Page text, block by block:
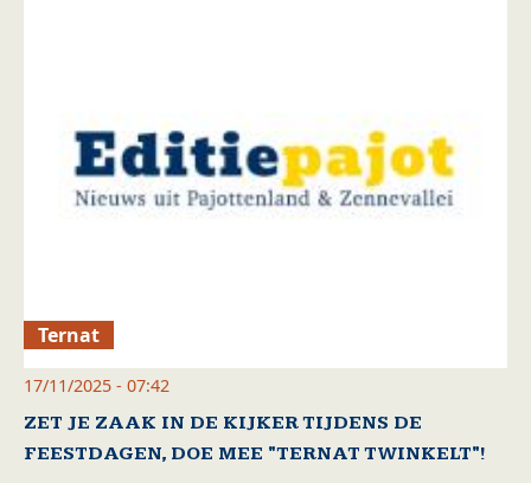
Ternat
17/11/2025 - 07:42
ZET JE ZAAK IN DE KIJKER TIJDENS DE
FEESTDAGEN, DOE MEE "TERNAT TWINKELT"!